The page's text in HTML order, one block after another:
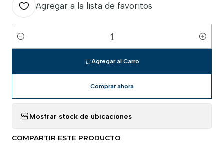
Agregar a la lista de favoritos
Cantidad
Agregar al Carro
Comprar ahora
Mostrar stock de ubicaciones
COMPARTIR ESTE PRODUCTO